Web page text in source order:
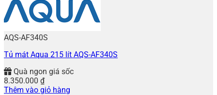
AQS-AF340S
Tủ mát Aqua 215 lít AQS-AF340S
Quà ngon giá sốc
8.350.000 ₫
Thêm vào giỏ hàng